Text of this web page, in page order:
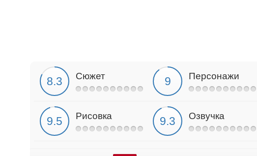
Сюжет Персонажи
Рисовка Озвучка